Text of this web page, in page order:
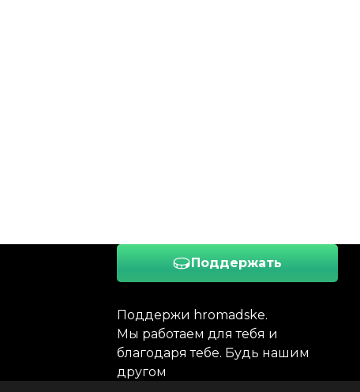
Поддержать
Поддержи hromadske.
Мы работаем для тебя и
благодаря тебе. Будь нашим
другом